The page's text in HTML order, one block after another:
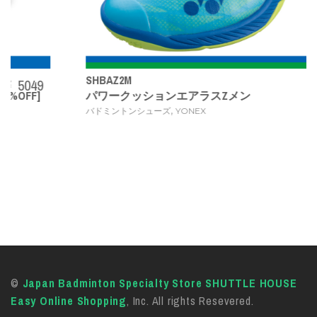
SHBAZ2M
パワークッションエアラスZメン
バドミントンシューズ ,YONEX
© Japan Badminton Specialty Store SHUTTLE HOUSE
Easy Online Shopping, Inc. All rights Resevered.